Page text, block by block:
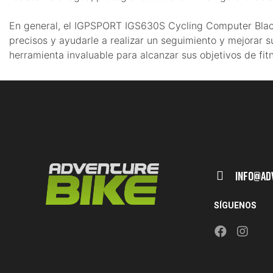
En general, el IGPSPORT IGS630S Cycling Computer
precisos y ayudarle a realizar un seguimiento y mejorar
herramienta invaluable para alcanzar sus objetivos de
SÍGUENOS